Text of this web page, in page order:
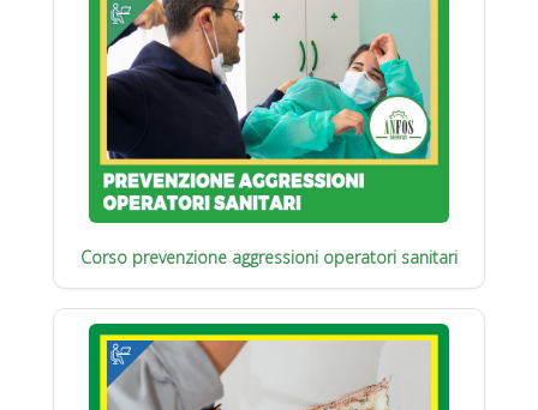
Corso prevenzione aggressioni operatori sanitari